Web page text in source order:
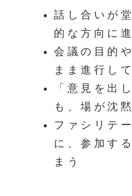
話し合いが
的な方向に
会議の目的
まま進行し
「意見を出
も、場が沈
ファシリテ
に、参加す
まう